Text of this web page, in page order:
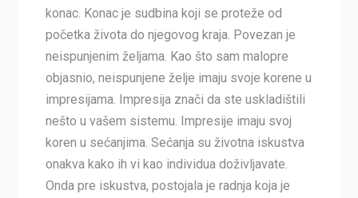
konac. Konac je sudbina koji se proteže od
početka života do njegovog kraja. Povezan je
neispunjenim željama. Kao što sam malopre
objasnio, neispunjene želje imaju svoje korene u
impresijama. Impresija znači da ste uskladištili
nešto u vašem sistemu. Impresije imaju svoj
koren u sećanjima. Sećanja su životna iskustva
onakva kako ih vi kao individua doživljavate.
Onda pre iskustva, postojala je radnja koja je